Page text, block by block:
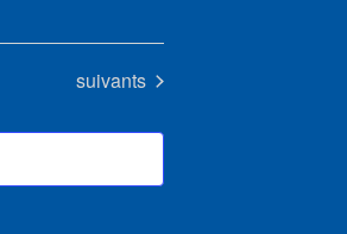
Évènements
suivants